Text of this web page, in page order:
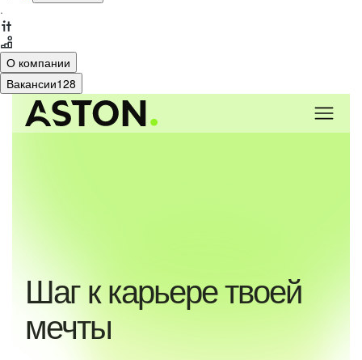
·
О компании
Вакансии128
Шаг к карьере твоей
мечты